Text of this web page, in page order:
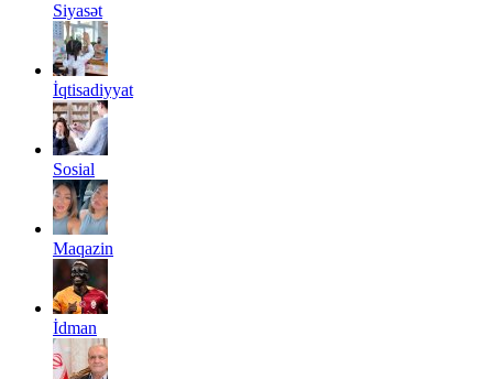
Siyasət
İqtisadiyyat
Sosial
Maqazin
İdman